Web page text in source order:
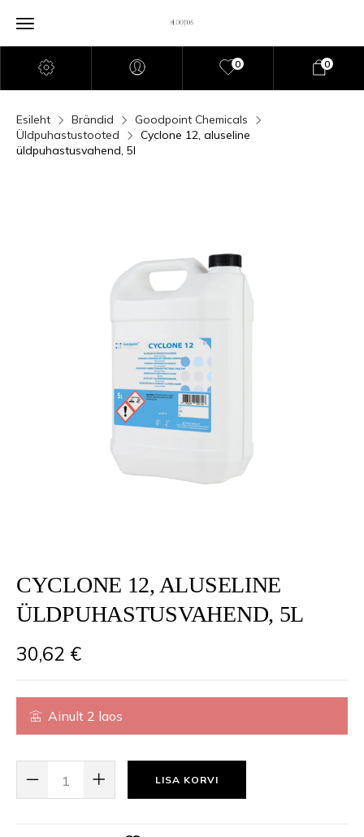
0 0
Esileht Brändid
Goodpoint Chemicals
Üldpuhastustooted
Cyclone 12, aluseline
üldpuhastusvahend, 5l
CYCLONE 12, ALUSELINE
ÜLDPUHASTUSVAHEND, 5L
30,62 €
Ainult 2 laos
LISA KORVI